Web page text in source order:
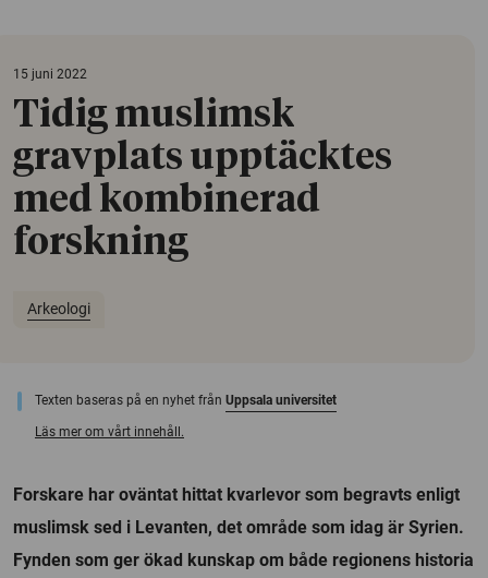
15 juni 2022
Tidig muslimsk
gravplats upptäcktes
med kombinerad
forskning
Arkeologi
Texten baseras på en nyhet från Uppsala universitet
Läs mer om vårt innehåll.
Forskare har oväntat hittat kvarlevor som begravts enligt
muslimsk sed i Levanten, det område som idag är Syrien.
Fynden som ger ökad kunskap om både regionens historia